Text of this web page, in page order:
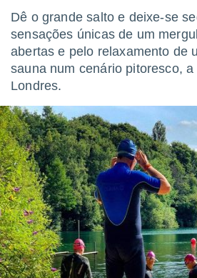
a este
das
e
forma
digital
recolhidas
ou
permite-
a nossa
de alta
ACEITAR
E
CONTINUAR
Dê o grande salto e deixe-se
sensações únicas de um
abertas e pelo relaxamento de
sauna num cenário pitoresco,
Londres.